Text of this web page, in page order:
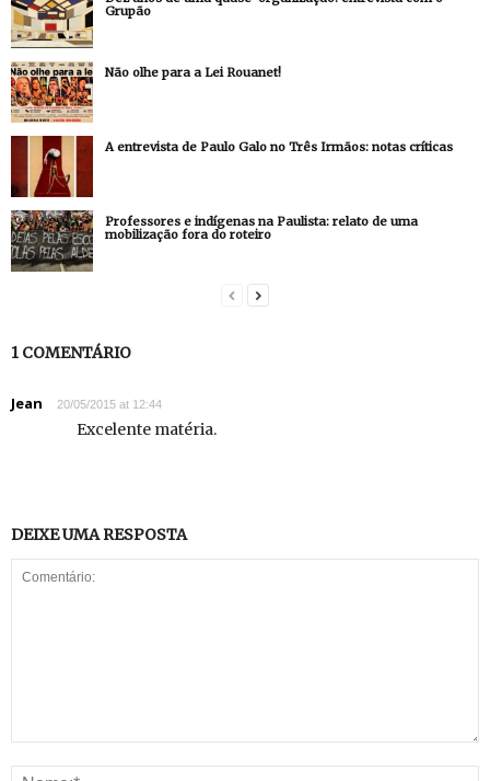
Grupão
Não olhe para a Lei Rouanet!
A entrevista de Paulo Galo no Três Irmãos: notas críticas
Professores e indígenas na Paulista: relato de uma
mobilização fora do roteiro
1 COMENTÁRIO
Jean 20/05/2015 at 12:44
Excelente matéria.
DEIXE UMA RESPOSTA